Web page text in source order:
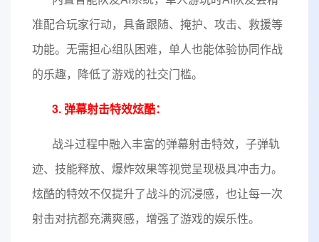
准配合玩家行动，具备跟随、掩护、攻击、救援等
功能。无需担心组队困难，单人也能体验协同作战
的乐趣，降低了游戏的社交门槛。
3. 弹幕射击特效炫酷：
战斗过程中融入丰富的弹幕射击特效，子弹轨
迹、技能释放、爆炸效果等视觉呈现极具冲击力。
炫酷的特效不仅提升了战斗的沉浸感，也让每一次
射击对抗都充满爽感，增强了游戏的娱乐性。